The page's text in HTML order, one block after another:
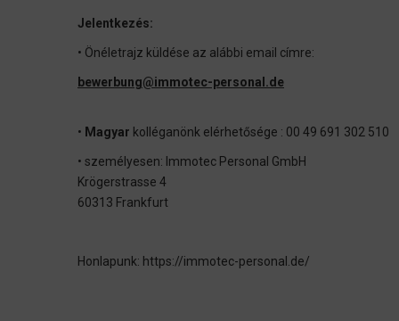
Jelentkezés:
• Önéletrajz küldése az alábbi email címre:
bewerbung@immotec-personal.de
• Magyar kolléganönk elérhetősége : 00 49 691 302 510
• személyesen: Immotec Personal GmbH
Krögerstrasse 4
60313 Frankfurt
Honlapunk: https://immotec-personal.de/